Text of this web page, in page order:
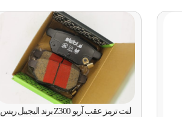
لنت ترمز عقب آریو Z300 برند الیجیبل ریس